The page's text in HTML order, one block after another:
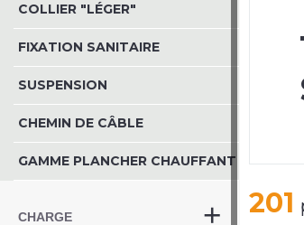
COLLIER "LÉGER"
FIXATION SANITAIRE
SUSPENSION
CHEMIN DE CÂBLE
GAMME PLANCHER CHAUFFANT
CHARGE 201